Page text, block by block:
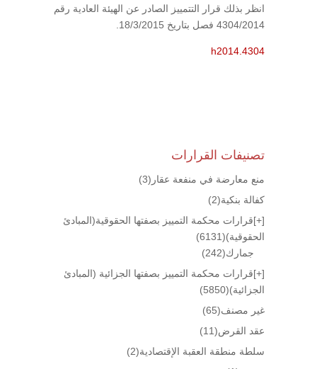
انظر بذلك قرار التتمييز الصادر عن الهيئة العادية رقم
4304/2014 فصل بتاريخ 18/3/2015.
h2014.4304
تصنيفات القرارات
منع معارضة في منفعة عقار (3)
كفالة بنكية(2)
[+]قرارات محكمة التمييز بصفتها الحقوقية(المبادئ
الحقوقية)(6131)
جمارك(242)
[+]قرارات محكمة التمييز بصفتها الجزائية (المبادئ
الجزائية)(5850)
غير مصنف(65)
عقد القرض(11)
سلطة منطقة العقبة الإقتصادية(2)